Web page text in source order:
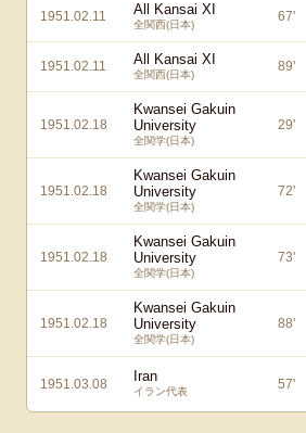
1951.02.11 All Kansai XI
全関西(日本)
67'
1951.02.11 All Kansai XI
全関西(日本)
89'
1951.02.18
Kwansei Gakuin
University
全関学(日本)
29'
1951.02.18
Kwansei Gakuin
University
全関学(日本)
72'
1951.02.18
Kwansei Gakuin
University
全関学(日本)
73'
1951.02.18
Kwansei Gakuin
University
全関学(日本)
88'
1951.03.08 Iran
イラン代表 57'